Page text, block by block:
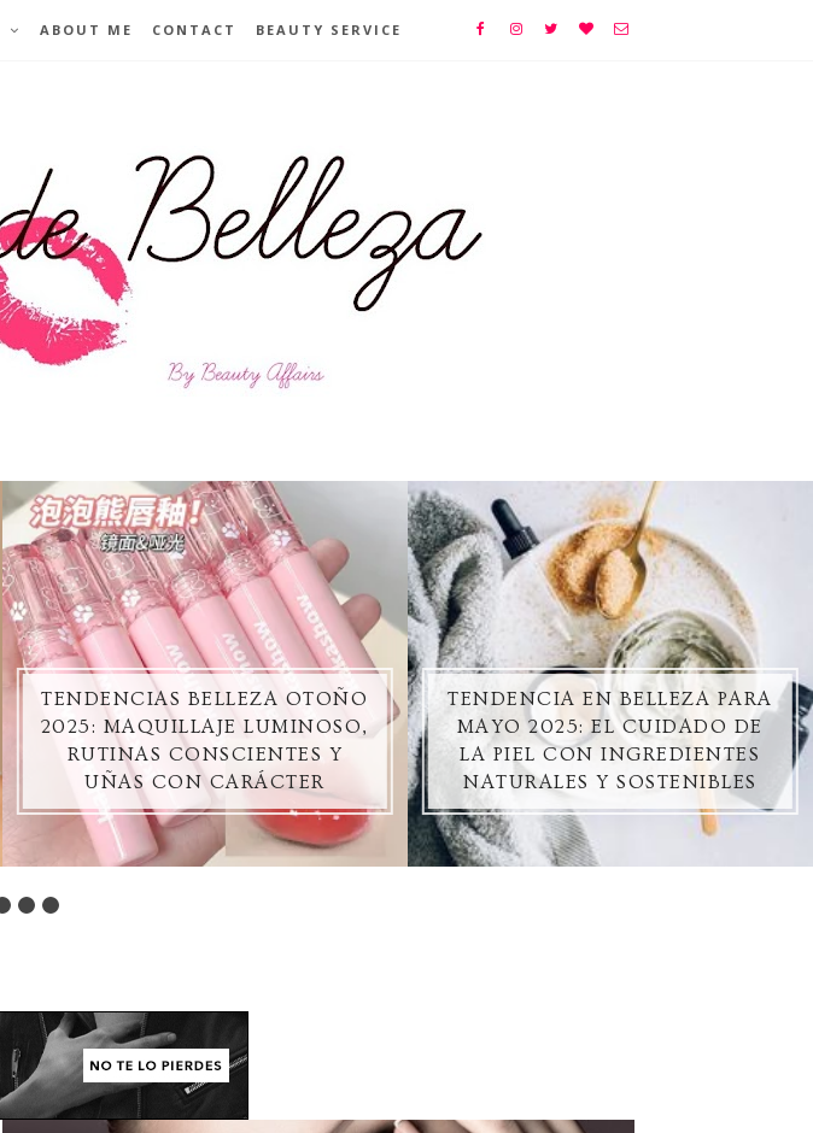
ABOUT ME CONTACT BEAUTY SERVICE
TENDENCIAS BELLEZA OTOÑO
2025: MAQUILLAJE LUMINOSO,
RUTINAS CONSCIENTES Y
UÑAS CON CARÁCTER
TENDENCIA EN BELLEZA PARA
MAYO 2025: EL CUIDADO DE
LA PIEL CON INGREDIENTES
NATURALES Y SOSTENIBLES